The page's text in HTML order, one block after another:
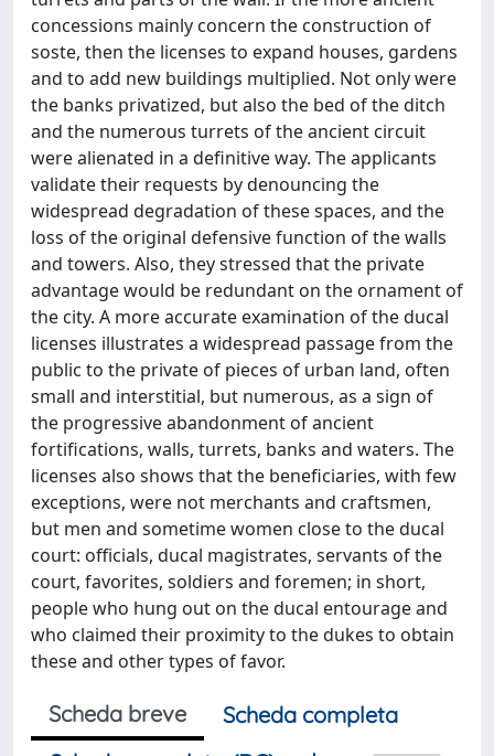
concessions mainly concern the construction of
soste, then the licenses to expand houses, gardens
and to add new buildings multiplied. Not only were
the banks privatized, but also the bed of the ditch
and the numerous turrets of the ancient circuit
were alienated in a definitive way. The applicants
validate their requests by denouncing the
widespread degradation of these spaces, and the
loss of the original defensive function of the walls
and towers. Also, they stressed that the private
advantage would be redundant on the ornament of
the city. A more accurate examination of the ducal
licenses illustrates a widespread passage from the
public to the private of pieces of urban land, often
small and interstitial, but numerous, as a sign of
the progressive abandonment of ancient
fortifications, walls, turrets, banks and waters. The
licenses also shows that the beneficiaries, with few
exceptions, were not merchants and craftsmen,
but men and sometime women close to the ducal
court: officials, ducal magistrates, servants of the
court, favorites, soldiers and foremen; in short,
people who hung out on the ducal entourage and
who claimed their proximity to the dukes to obtain
these and other types of favor.
Scheda breve
Scheda completa